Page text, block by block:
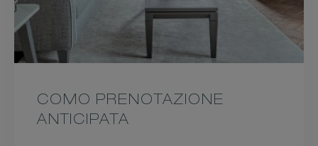
COMO PRENOTAZIONE
ANTICIPATA